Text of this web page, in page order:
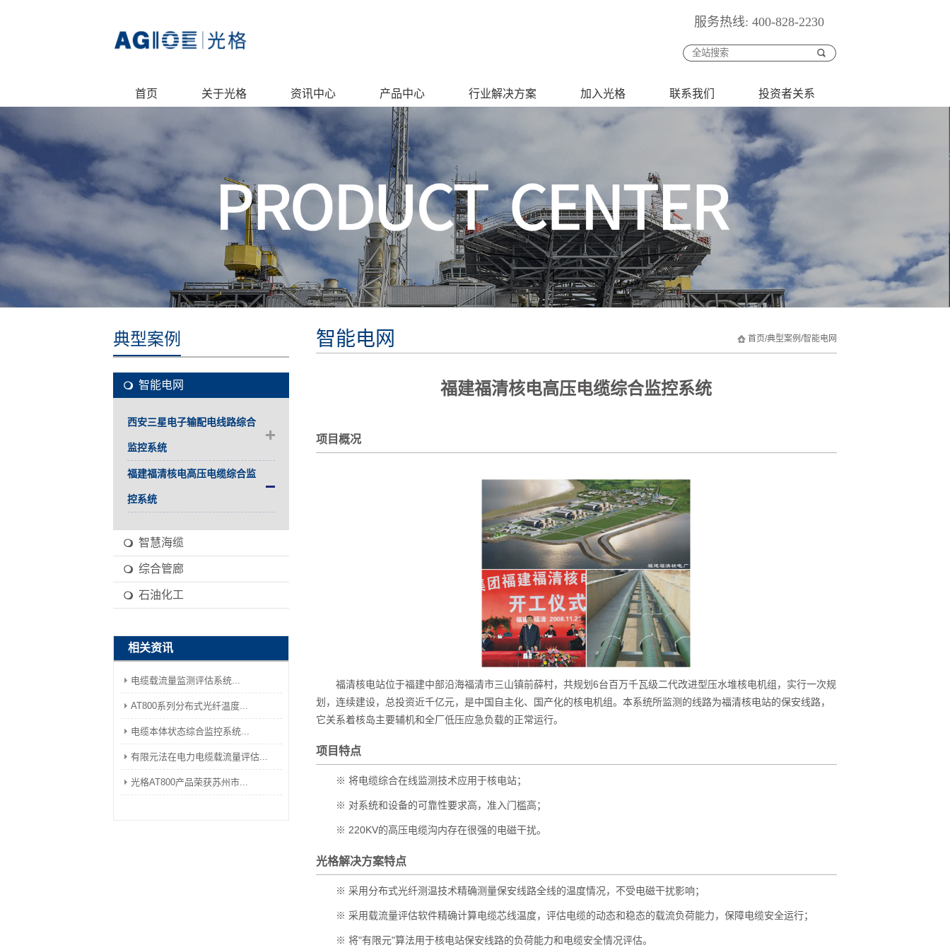
服务热线: 400-828-2230
首页 关于光格 资讯中心 产品中心 行业解决方案 加入光格 联系我们 投资者关系
典型案例
智能电网
西安三星电子输配电线路综合
监控系统
福建福清核电高压电缆综合监
控系统
智慧海缆
综合管廊
石油化工
相关资讯
电缆载流量监测评估系统...
AT800系列分布式光纤温度...
电缆本体状态综合监控系统...
有限元法在电力电缆载流量评估...
光格AT800产品荣获苏州市...
首页/典型案例 /智能电网
智能电网
福建福清核电高压电缆综合监控系统
项目概况
福清核电站位于福建中部沿海福清市三山镇前薛村，共规划6台百万千瓦级二代改进型压水堆核电机组，实行一次规
划，连续建设，总投资近千亿元，是中国自主化、国产化的核电机组。本系统所监测的线路为福清核电站的保安线路，
它关系着核岛主要辅机和全厂低压应急负载的正常运行。
项目特点
※ 将电缆综合在线监测技术应用于核电站；
※ 对系统和设备的可靠性要求高，准入门槛高；
※ 220KV的高压电缆沟内存在很强的电磁干扰。
光格解决方案特点
※ 采用分布式光纤测温技术精确测量保安线路全线的温度情况，不受电磁干扰影响；
※ 采用载流量评估软件精确计算电缆芯线温度，评估电缆的动态和稳态的载流负荷能力，保障电缆安全运行；
※ 将"有限元"算法用于核电站保安线路的负荷能力和电缆安全情况评估。